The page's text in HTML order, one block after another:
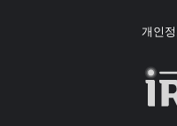
개인